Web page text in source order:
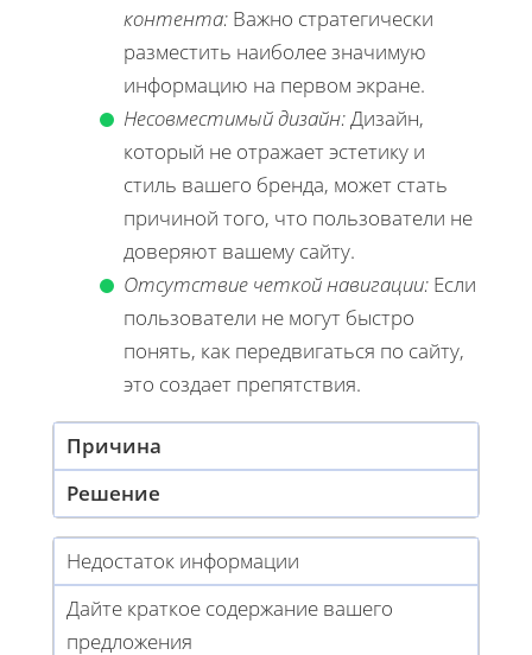
контента: Важно стратегически
разместить наиболее значимую
информацию на первом экране.
Несовместимый дизайн:Дизайн,
который не отражает эстетику и
стиль вашего бренда, может стать
причиной того, что пользователи не
доверяют вашему сайту.
Отсутствие четкой навигации: Если
пользователи не могут быстро
понять, как передвигаться по сайту,
это создает препятствия.
Причина
Решение
Недостаток информации
Дайте краткое содержание вашего
предложения